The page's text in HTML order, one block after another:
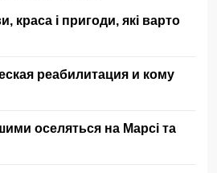
краса і пригоди, які варто
реабилитация и кому
оселяться на Марсі та